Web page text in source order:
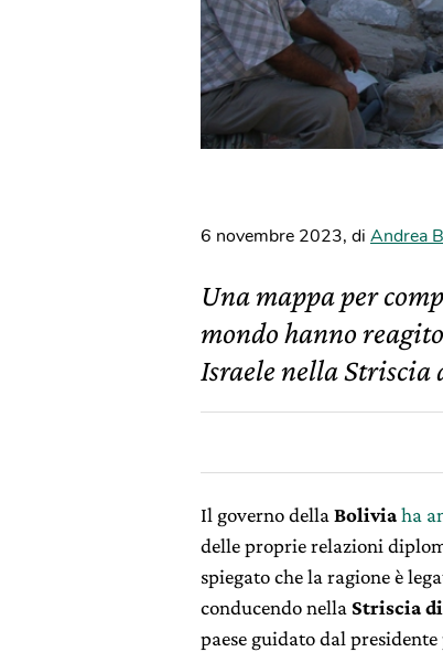
6 novembre 2023, di Andrea
Una mappa per
mondo hanno
Israele nella Striscia
Il governo della Boliviaha
delle proprie relazioni
spiegato che la ragione è
conducendo nella Striscia di
paese guidato dal presidente